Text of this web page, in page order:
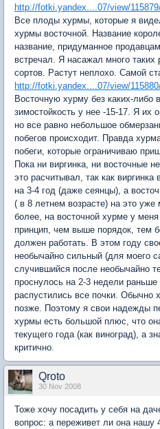
http://fotki.yandex....07/view/
Все плоды хурмы, которые я
хурмы восточной. Название
название, придуманное
встречал. Я насажал много таких
сортов. Растут неплохо. Самой
http://fotki.yandex....07/view/
Восточную хурму без каких-либо
зимостойкость у нее -15-17. Я их
но все равно небольшое
побегов происходит. Правда
побеги, которые ограничиваю
Пока ни виргинка, ни восточные
это расчитывал, так как
на 3-4 год (даже сеянцы), а
( в 8 летнем возрасте) на это
более, на восточной хурме у
принцип, чем выше порядок, тем
должен работать. В этом году
необычайно сильный (для моего
случившийся после необычайно
проснулось на 2-3 недели
распустились все почки. Обычно
позже. Поэтому я свои надежды
хурмы есть большой плюс, что
текущего года (как виноград), а
критично.
Qroto
30 Nov 2008
Тоже хочу посадить у себя на
вопрос: а переживет ли она нашу